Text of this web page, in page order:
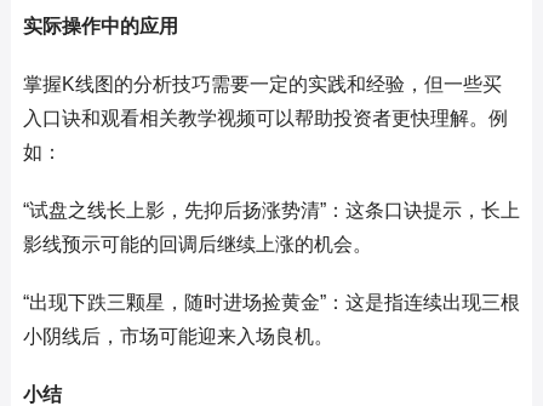
实际操作中的应用
掌握K线图的分析技巧需要一定的实践和经验，但一些买
入口诀和观看相关教学视频可以帮助投资者更快理解。例
如：
“试盘之线长上影，先抑后扬涨势清”：这条口诀提示，长上
影线预示可能的回调后继续上涨的机会。
“出现下跌三颗星，随时进场捡黄金”：这是指连续出现三根
小阴线后，市场可能迎来入场良机。
小结